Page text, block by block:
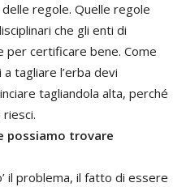
regole. Quelle regole
che gli enti di
per certificare bene. Come
tagliare l’erba devi
tagliandola alta, perché
possiamo trovare
il problema, il fatto di essere